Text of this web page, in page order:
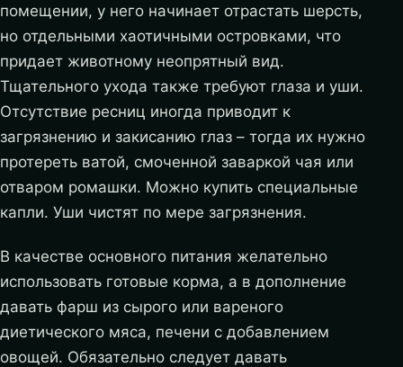
помещении, у него начинает отрастать шерсть,
но отдельными хаотичными островками, что
придает животному неопрятный вид.
Тщательного ухода также требуют глаза и уши.
Отсутствие ресниц иногда приводит к
загрязнению и закисанию глаз – тогда их нужно
протереть ватой, смоченной заваркой чая или
отваром ромашки. Можно купить специальные
капли. Уши чистят по мере загрязнения.
В качестве основного питания желательно
использовать готовые корма, а в дополнение
давать фарш из сырого или вареного
диетического мяса, печени с добавлением
овощей. Обязательно следует давать